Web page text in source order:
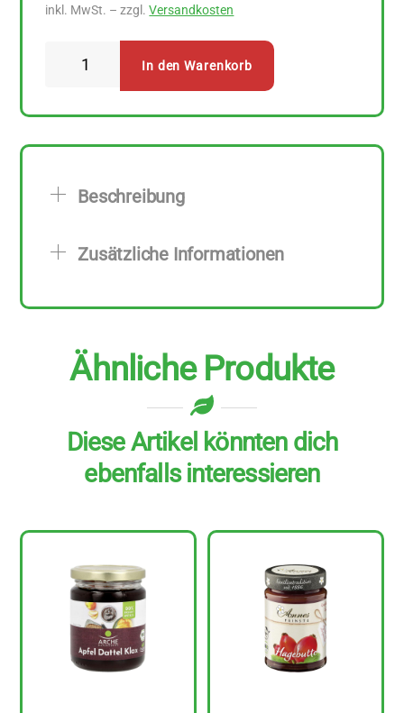
inkl. MwSt. – zzgl.Versandkosten
zu
Menge
In den Warenkorb
Beschreibung
Zusätzliche Informationen
Ähnliche Produkte
Diese Artikel könnten dich
ebenfalls interessieren